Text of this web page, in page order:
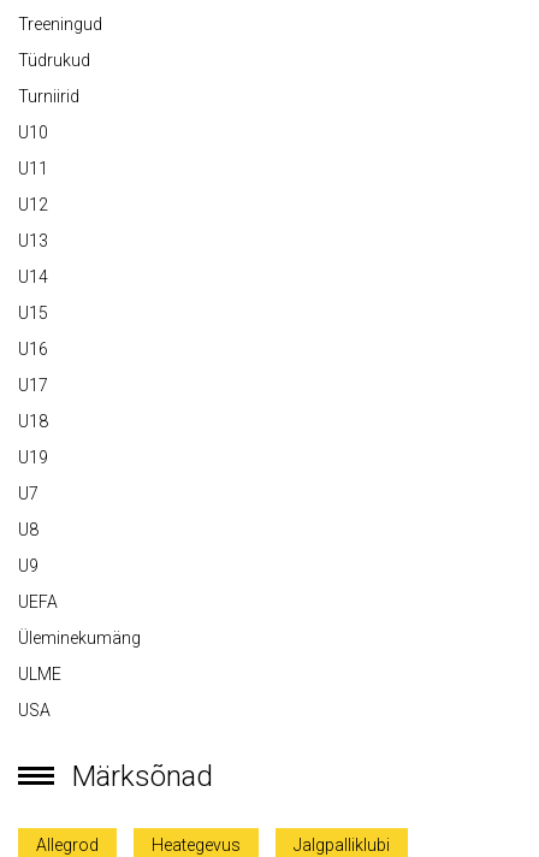
Treeningud
Tüdrukud
Turniirid
U10
U11
U12
U13
U14
U15
U16
U17
U18
U19
U7
U8
U9
UEFA
Üleminekumäng
ULME
USA
Märksõnad
Allegrod Heategevus Jalgpalliklubi